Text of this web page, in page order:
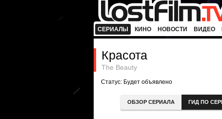
СЕРИАЛЫ КИНО НОВОСТИ ВИДЕО
Красота
The Beauty
Статус: Будет объявлено
ОБЗОР СЕРИАЛА ГИД ПО